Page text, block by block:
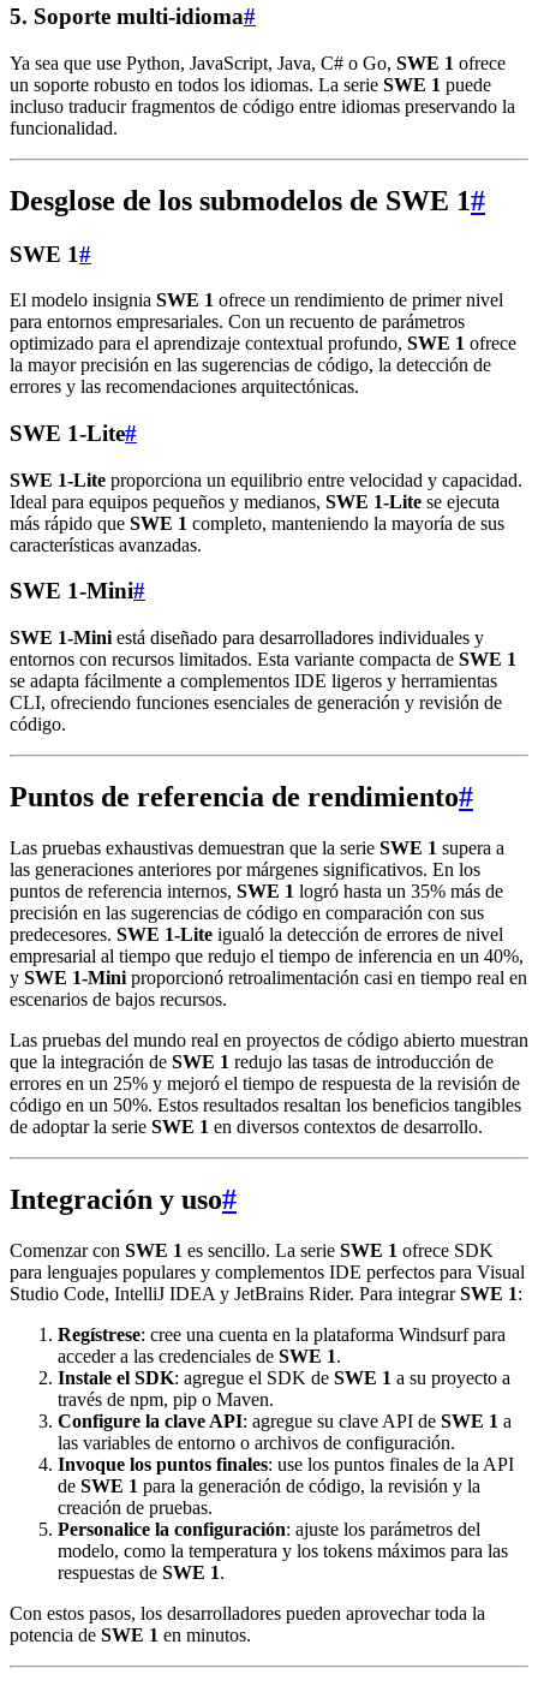
5. Soporte multi-idioma#
Ya sea que use Python, JavaScript, Java, C# o Go, SWE 1 ofrece
un soporte robusto en todos los idiomas. La serie SWE 1 puede
incluso traducir fragmentos de código entre idiomas preservando la
funcionalidad.
Desglose de los submodelos de SWE 1#
SWE 1#
El modelo insignia SWE 1 ofrece un rendimiento de primer nivel
para entornos empresariales. Con un recuento de parámetros
optimizado para el aprendizaje contextual profundo, SWE 1 ofrece
la mayor precisión en las sugerencias de código, la detección de
errores y las recomendaciones arquitectónicas.
SWE 1‑Lite#
SWE 1‑Lite proporciona un equilibrio entre velocidad y capacidad.
Ideal para equipos pequeños y medianos, SWE 1‑Lite se ejecuta
más rápido que SWE 1 completo, manteniendo la mayoría de sus
características avanzadas.
SWE 1‑Mini#
SWE 1‑Mini está diseñado para desarrolladores individuales y
entornos con recursos limitados. Esta variante compacta de SWE 1
se adapta fácilmente a complementos IDE ligeros y herramientas
CLI, ofreciendo funciones esenciales de generación y revisión de
código.
Puntos de referencia de rendimiento#
Las pruebas exhaustivas demuestran que la serie SWE 1 supera a
las generaciones anteriores por márgenes significativos. En los
puntos de referencia internos, SWE 1 logró hasta un 35% más de
precisión en las sugerencias de código en comparación con sus
predecesores. SWE 1‑Lite igualó la detección de errores de nivel
empresarial al tiempo que redujo el tiempo de inferencia en un 40%,
y SWE 1‑Mini proporcionó retroalimentación casi en tiempo real en
escenarios de bajos recursos.
Las pruebas del mundo real en proyectos de código abierto muestran
que la integración de SWE 1 redujo las tasas de introducción de
errores en un 25% y mejoró el tiempo de respuesta de la revisión de
código en un 50%. Estos resultados resaltan los beneficios tangibles
de adoptar la serie SWE 1 en diversos contextos de desarrollo.
Integración y uso#
Comenzar con SWE 1 es sencillo. La serie SWE 1 ofrece SDK
para lenguajes populares y complementos IDE perfectos para Visual
Studio Code, IntelliJ IDEA y JetBrains Rider. Para integrarSWE 1:
Regístrese: cree una cuenta en la plataforma Windsurf para
acceder a las credenciales de SWE 1.
Instale el SDK: agregue el SDK de SWE 1 a su proyecto a
través de npm, pip o Maven.
Configure la clave API: agregue su clave API de SWE 1 a
las variables de entorno o archivos de configuración.
Invoque los puntos finales: use los puntos finales de la API
de SWE 1 para la generación de código, la revisión y la
creación de pruebas.
Personalice la configuración: ajuste los parámetros del
modelo, como la temperatura y los tokens máximos para las
respuestas de SWE 1.
Con estos pasos, los desarrolladores pueden aprovechar toda la
potencia de SWE 1 en minutos.